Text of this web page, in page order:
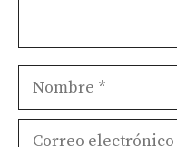
Nombre
Correo